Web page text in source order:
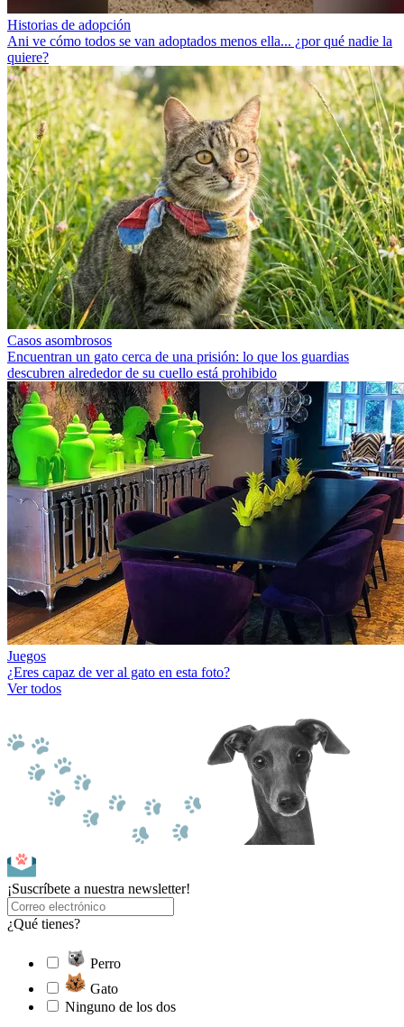
Historias de adopción
Ani ve cómo todos se van adoptados menos ella... ¿por qué nadie la
quiere?
Casos asombrosos
Encuentran un gato cerca de una prisión: lo que los guardias
descubren alrededor de su cuello está prohibido
Juegos
¿Eres capaz de ver al gato en esta foto?
Ver todos
¡Suscríbete a nuestra newsletter!
¿Qué tienes?
Perro
Gato
Ninguno de los dos